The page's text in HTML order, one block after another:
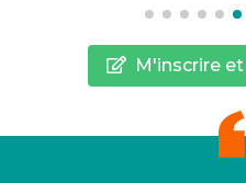
M'inscrire